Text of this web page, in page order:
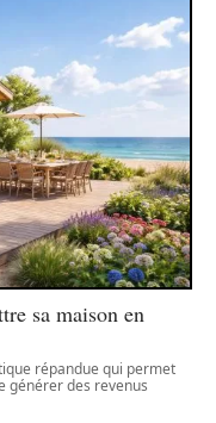
sa maison en
répandue qui permet
générer des revenus